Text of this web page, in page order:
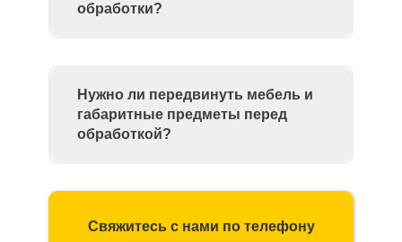
обработки?
Нужно ли передвинуть мебель и
габаритные предметы перед
обработкой?
Свяжитесь с нами по телефону